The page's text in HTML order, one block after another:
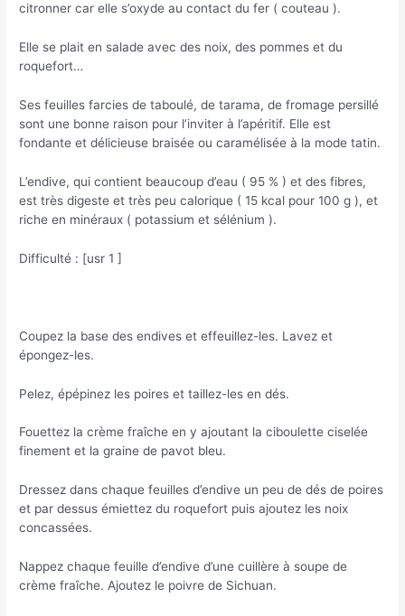
citronner car elle s’oxyde au contact du fer ( couteau ).
Elle se plait en salade avec des noix, des pommes et du
roquefort…
Ses feuilles farcies de taboulé, de tarama, de fromage persillé
sont une bonne raison pour l’inviter à l’apéritif. Elle est
fondante et délicieuse braisée ou caramélisée à la mode tatin.
L’endive, qui contient beaucoup d’eau ( 95 % ) et des fibres,
est très digeste et très peu calorique ( 15 kcal pour 100 g ), et
riche en minéraux ( potassium et sélénium ).
Difficulté : [usr 1 ]
Coupez la base des endives et effeuillez-les. Lavez et
épongez-les.
Pelez, épépinez les poires et taillez-les en dés.
Fouettez la crème fraîche en y ajoutant la ciboulette ciselée
finement et la graine de pavot bleu.
Dressez dans chaque feuilles d’endive un peu de dés de poires
et par dessus émiettez du roquefort puis ajoutez les noix
concassées.
Nappez chaque feuille d’endive d’une cuillère à soupe de
crème fraîche. Ajoutez le poivre de Sichuan.